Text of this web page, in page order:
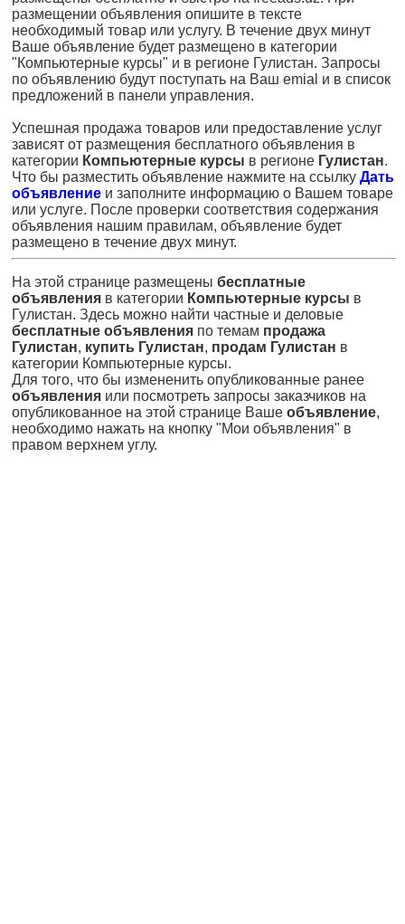
размещении объявления опишите в тексте
необходимый товар или услугу. В течение двух минут
Ваше объявление будет размещено в категории
"Компьютерные курсы" и в регионе Гулистан. Запросы
по объявлению будут поступать на Ваш emial и в список
предложений в панели управления.
Успешная продажа товаров или предоставление услуг
зависят от размещения бесплатного объявления в
категории Компьютерные курсы в регионе Гулистан.
Что бы разместить объявление нажмите на ссылку Дать
объявление и заполните информацию о Вашем товаре
или услуге. После проверки соответствия содержания
объявления нашим правилам, объявление будет
размещено в течение двух минут.
На этой странице размещены бесплатные
объявления в категории Компьютерные курсы в
Гулистан. Здесь можно найти частные и деловые
бесплатные объявления по темам продажа
Гулистан, купить Гулистан, продам Гулистан в
категории Компьютерные курсы.
Для того, что бы измененить опубликованные ранее
объявления или посмотреть запросы заказчиков на
опубликованное на этой странице Ваше объявление,
необходимо нажать на кнопку "Мои объявления" в
правом верхнем углу.